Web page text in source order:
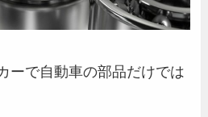
ーで自動車の部品だけでは